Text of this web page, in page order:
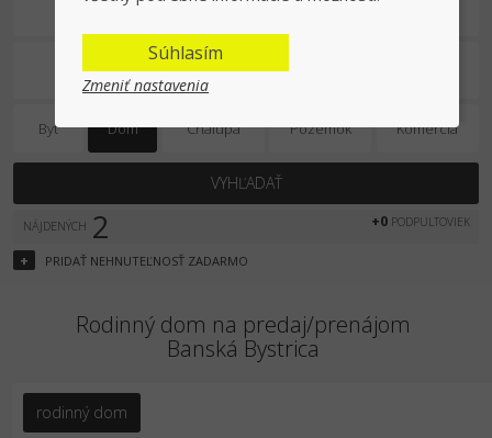
Predaj/prenájom
Byt Dom Chalupa Pozemok Komercia
VYHĽADAŤ
NÁJDENÝCH 2 +0 PODPULTOVIEK
+ PRIDAŤ NEHNUTEĽNOSŤ ZADARMO
Rodinný dom na predaj/prenájom
Banská Bystrica
rodinný dom
Súhlasím
Zmeniť nastavenia